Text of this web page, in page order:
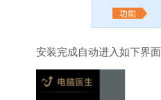
安装完成自动进入如下界面